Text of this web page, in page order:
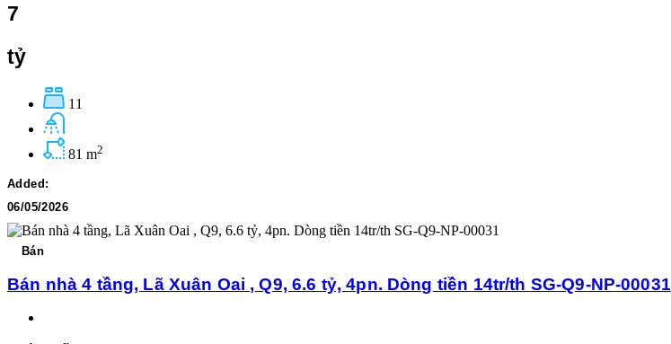
7
tỷ
11
81 m2
Added:
06/05/2026
Bán
Bán nhà 4 tầng, Lã Xuân Oai , Q9, 6.6 tỷ, 4pn. Dòng tiền 14tr/th SG-Q9-NP-00031